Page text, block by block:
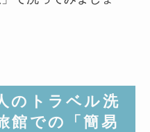
のトラベル洗
館での「簡易